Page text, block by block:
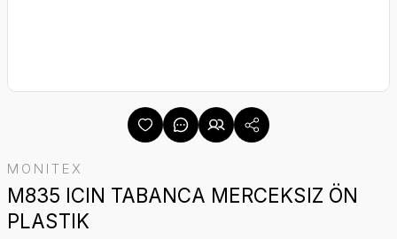
MONITEX
M835 ICIN TABANCA MERCEKSIZ ÖN
PLASTIK